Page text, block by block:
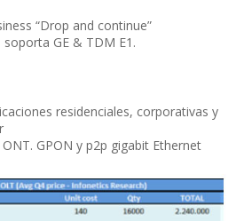
“Drop and continue”
GE & TDM E1.
residenciales, corporativas y
GPON y p2p gigabit Ethernet